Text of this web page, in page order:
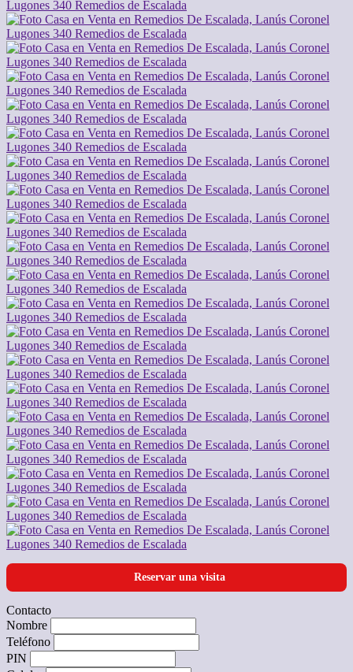
Reservar una visita
Contacto
Nombre
Teléfono
PIN